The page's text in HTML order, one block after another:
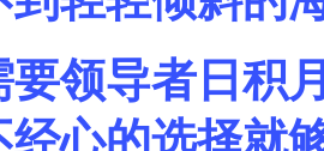
导者都知
的“工作旋